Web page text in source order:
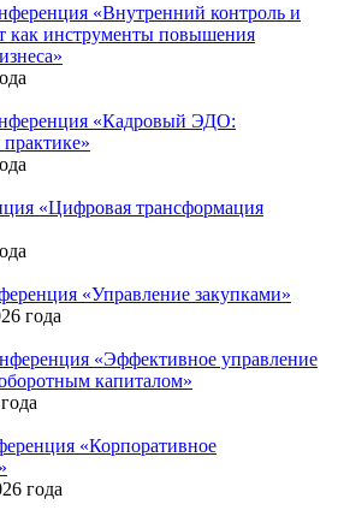
«Внутренний контроль и
как инструменты повышения
«Кадровый ЭДО:
«Цифровая трансформация
«Управление закупками»
года
«Эффективное управление
капиталом»
«Корпоративное
года